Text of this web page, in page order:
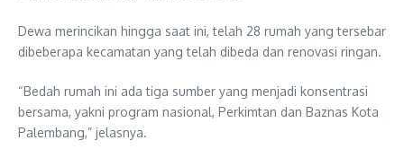
Dewa merincikan hingga saat ini, telah 28 rumah yang tersebar
dibeberapa kecamatan yang telah dibeda dan renovasi ringan.
“Bedah rumah ini ada tiga sumber yang menjadi konsentrasi
bersama, yakni program nasional, Perkimtan dan Baznas Kota
Palembang,” jelasnya.